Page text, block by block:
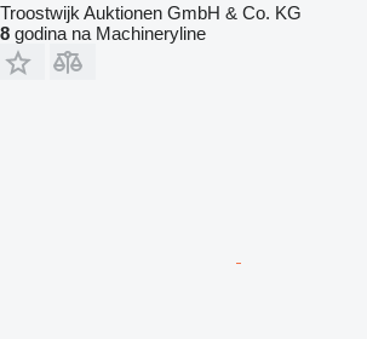
Troostwijk Auktionen GmbH & Co. KG
8 godina na Machineryline